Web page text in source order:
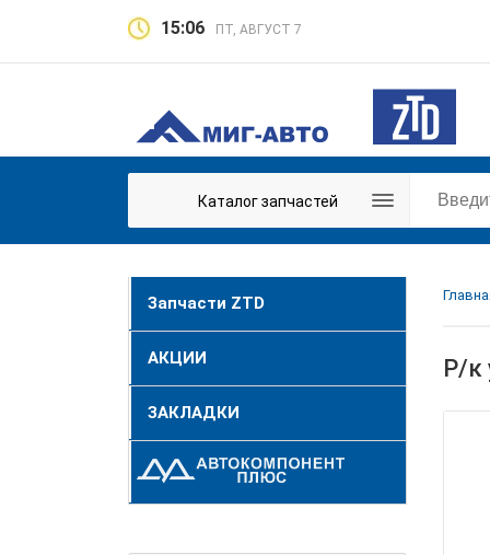
15:06 ПТ, АВГУСТ 7
Каталог запчастей
Запчасти ZTD
АКЦИИ
ЗАКЛАДКИ
Р/к